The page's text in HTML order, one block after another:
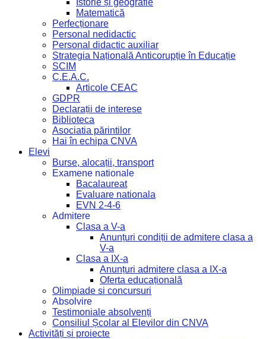
Istorie și geografie
Matematică
Perfecționare
Personal nedidactic
Personal didactic auxiliar
Strategia Națională Anticorupție în Educație
SCIM
C.E.A.C.
Articole CEAC
GDPR
Declarații de interese
Biblioteca
Asociatia părintilor
Hai în echipa CNVA
Elevi
Burse, alocații, transport
Examene nationale
Bacalaureat
Evaluare nationala
EVN 2-4-6
Admitere
Clasa a V-a
Anunțuri condiții de admitere clasa a
V-a
Clasa a IX-a
Anunțuri admitere clasa a IX-a
Oferta educațională
Olimpiade si concursuri
Absolvire
Testimoniale absolvenți
Consiliul Școlar al Elevilor din CNVA
Activități și proiecte